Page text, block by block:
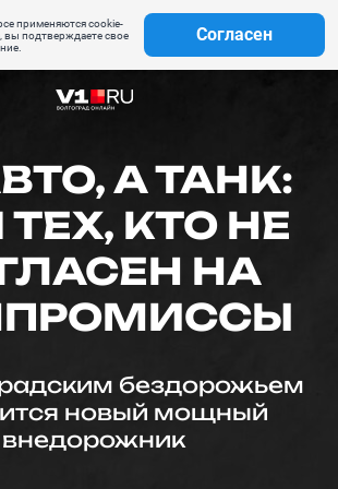
применяются cookie-
вы подтверждаете свое
Согласен
бездорожьем
КТО НЕ
НА